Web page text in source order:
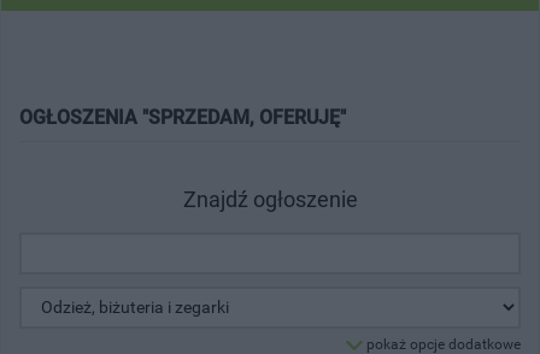
OGŁOSZENIA "SPRZEDAM, OFERUJĘ"
Znajdź ogłoszenie
pokaż opcje dodatkowe